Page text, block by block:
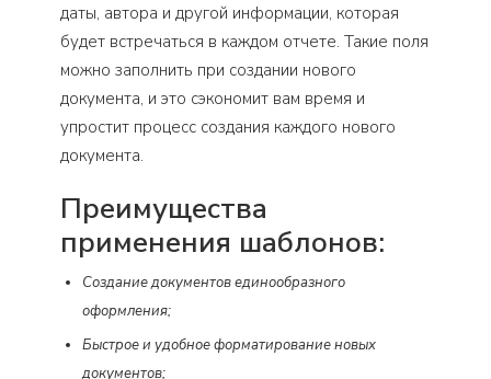
даты, автора и другой информации, которая
будет встречаться в каждом отчете. Такие поля
можно заполнить при создании нового
документа, и это сэкономит вам время и
упростит процесс создания каждого нового
документа.
Преимущества
применения шаблонов:
Создание документов единообразного
оформления;
Быстрое и удобное форматирование новых
документов;